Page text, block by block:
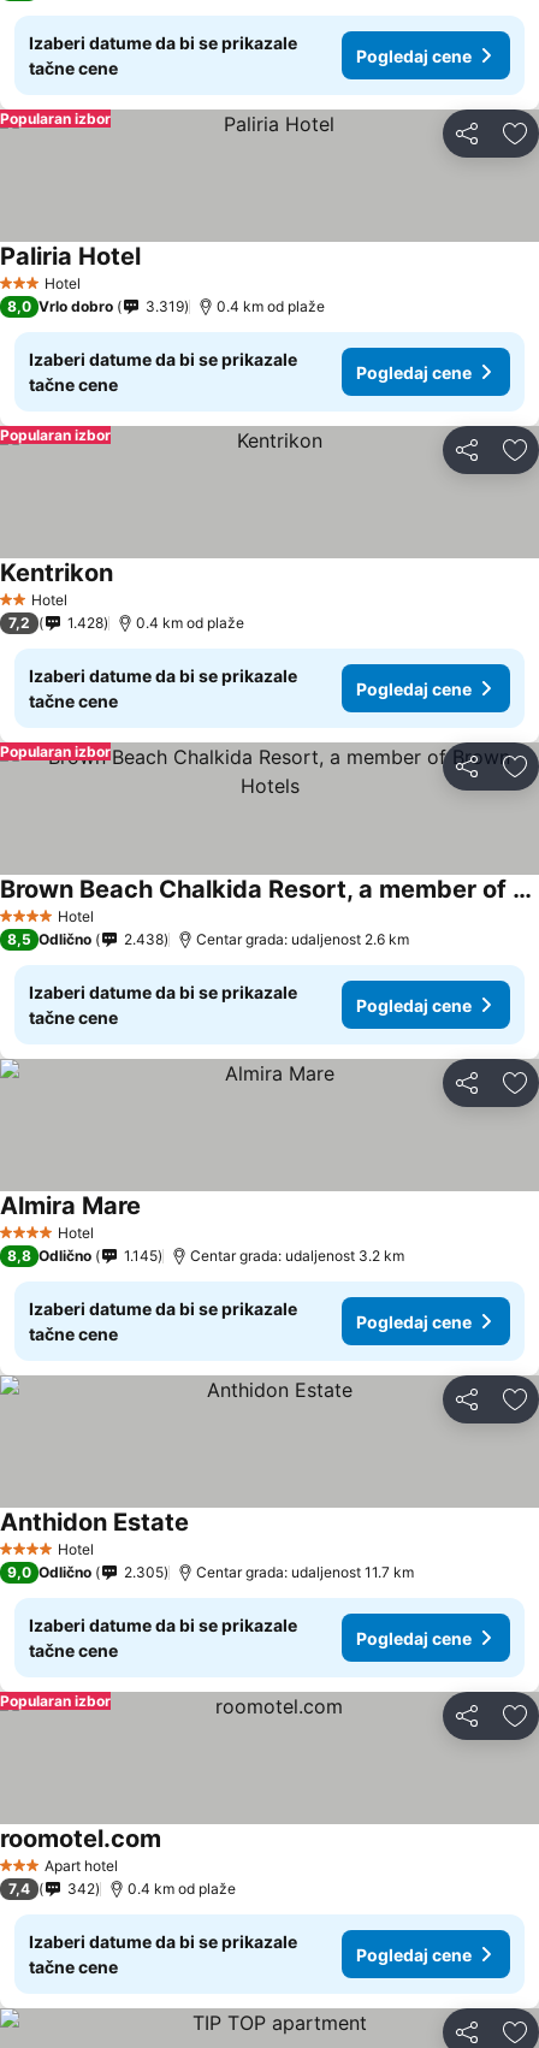
Izaberi datume da bi se prikazale
tačne cene
Pogledaj cene
Deli
Popularan izbor
3 Zvezdice
Hotel
Paliria Hotel
8,0 Vrlo dobro 3.319 0.4 km od plaže
Izaberi datume da bi se prikazale
tačne cene
Pogledaj cene
Deli
Popularan izbor
2 Zvezdice
Hotel
Kentrikon
7,2 1.428 0.4 km od plaže
Izaberi datume da bi se prikazale
tačne cene
Pogledaj cene
Deli
Popularan izbor
4 ZvezdiceHotel
Brown Beach Chalkida Resort, a member of Brown Hotels
8,5 Odlično 2.438 Centar grada: udaljenost 2.6 km
Izaberi datume da bi se prikazale
tačne cene
Pogledaj cene
Deli
4 ZvezdiceHotel
Almira Mare
8,8 Odlično 1.145 Centar grada: udaljenost 3.2 km
Izaberi datume da bi se prikazale
tačne cene
Pogledaj cene
Deli
4 ZvezdiceHotel
Anthidon Estate
9,0 Odlično 2.305 Centar grada: udaljenost 11.7 km
Izaberi datume da bi se prikazale
tačne cene
Pogledaj cene
Deli
Popularan izbor
3 ZvezdiceApart hotel
roomotel.com
7,4 342 0.4 km od plaže
Izaberi datume da bi se prikazale
tačne cene
Pogledaj cene
Deli